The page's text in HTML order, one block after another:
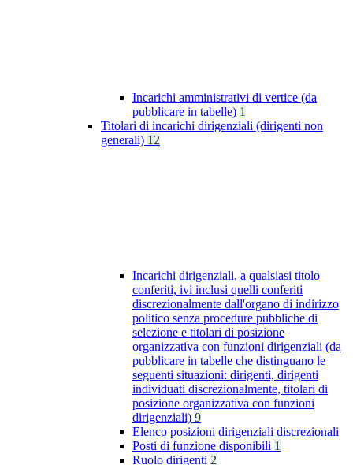
Incarichi amministrativi di vertice (da
pubblicare in tabelle) 1
Titolari di incarichi dirigenziali (dirigenti non
generali) 12
Incarichi dirigenziali, a qualsiasi titolo
conferiti, ivi inclusi quelli conferiti
discrezionalmente dall'organo di indirizzo
politico senza procedure pubbliche di
selezione e titolari di posizione
organizzativa con funzioni dirigenziali (da
pubblicare in tabelle che distinguano le
seguenti situazioni: dirigenti, dirigenti
individuati discrezionalmente, titolari di
posizione organizzativa con funzioni
dirigenziali) 9
Elenco posizioni dirigenziali discrezionali
Posti di funzione disponibili 1
Ruolo dirigenti 2